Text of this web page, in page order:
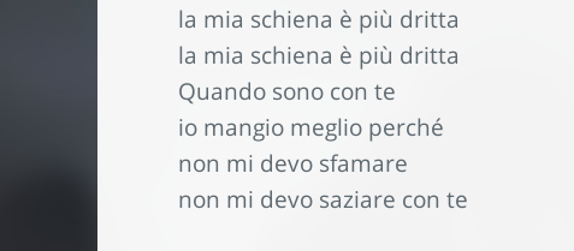
la mia schiena è più dritta
la mia schiena è più dritta
Quando sono con te
io mangio meglio perché
non mi devo sfamare
non mi devo saziare con te